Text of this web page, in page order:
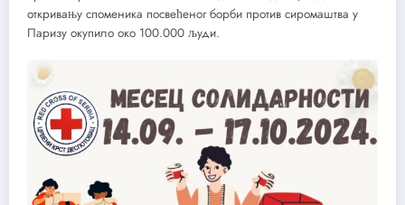
откривању споменика посвећеног борби против сиромаштва у
Паризу окупило око 100.000 људи.